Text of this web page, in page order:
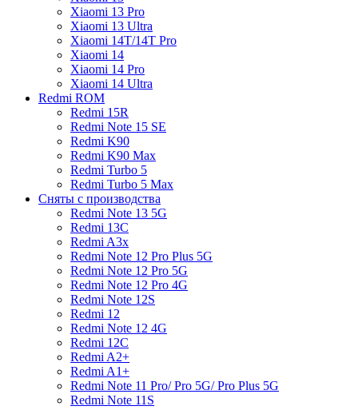
Xiaomi 13 Pro
Xiaomi 13 Ultra
Xiaomi 14T/14T Pro
Xiaomi 14
Xiaomi 14 Pro
Xiaomi 14 Ultra
Redmi ROM
Redmi 15R
Redmi Note 15 SE
Redmi K90
Redmi K90 Max
Redmi Turbo 5
Redmi Turbo 5 Max
Сняты с производства
Redmi Note 13 5G
Redmi 13C
Redmi A3x
Redmi Note 12 Pro Plus 5G
Redmi Note 12 Pro 5G
Redmi Note 12 Pro 4G
Redmi Note 12S
Redmi 12
Redmi Note 12 4G
Redmi 12C
Redmi A2+
Redmi A1+
Redmi Note 11 Pro/ Pro 5G/ Pro Plus 5G
Redmi Note 11S